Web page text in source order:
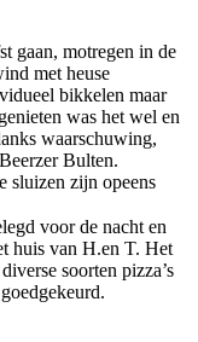
gaan, motregen in de
met heuse
bikkelen maar
was het wel en
waarschuwing,
Bulten.
sluizen zijn opeens
voor de nacht en
huis van H.en T. Het
soorten pizza’s